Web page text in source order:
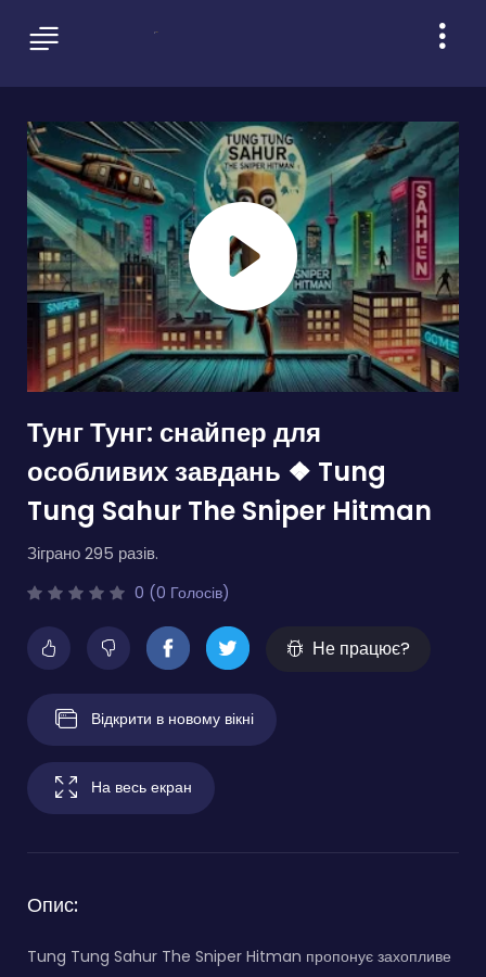
Тунг Тунг: снайпер для
особливих завдань ❖ Tung
Tung Sahur The Sniper Hitman
Зіграно 295 разів.
0 (0 Голосів)
Не працює?
Відкрити в новому вікні
На весь екран
Опис:
Tung Tung Sahur The Sniper Hitman пропонує захопливе